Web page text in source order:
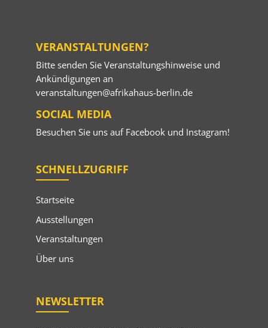
VERANSTALTUNGEN?
Bitte senden Sie Veranstaltungshinweise und
Ankündigungen an
veranstaltungen@afrikahaus-berlin.de
SOCIAL MEDIA
Besuchen Sie uns auf Facebookund Instagram!
SCHNELLZUGRIFF
Startseite
Ausstellungen
Veranstaltungen
Über uns
NEWSLETTER